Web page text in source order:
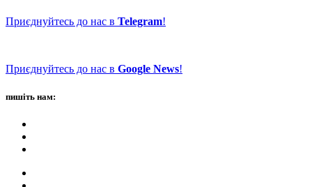
Приєднуйтесь до нас в Telegram!
Приєднуйтесь до нас в Google News!
пишіть нам: